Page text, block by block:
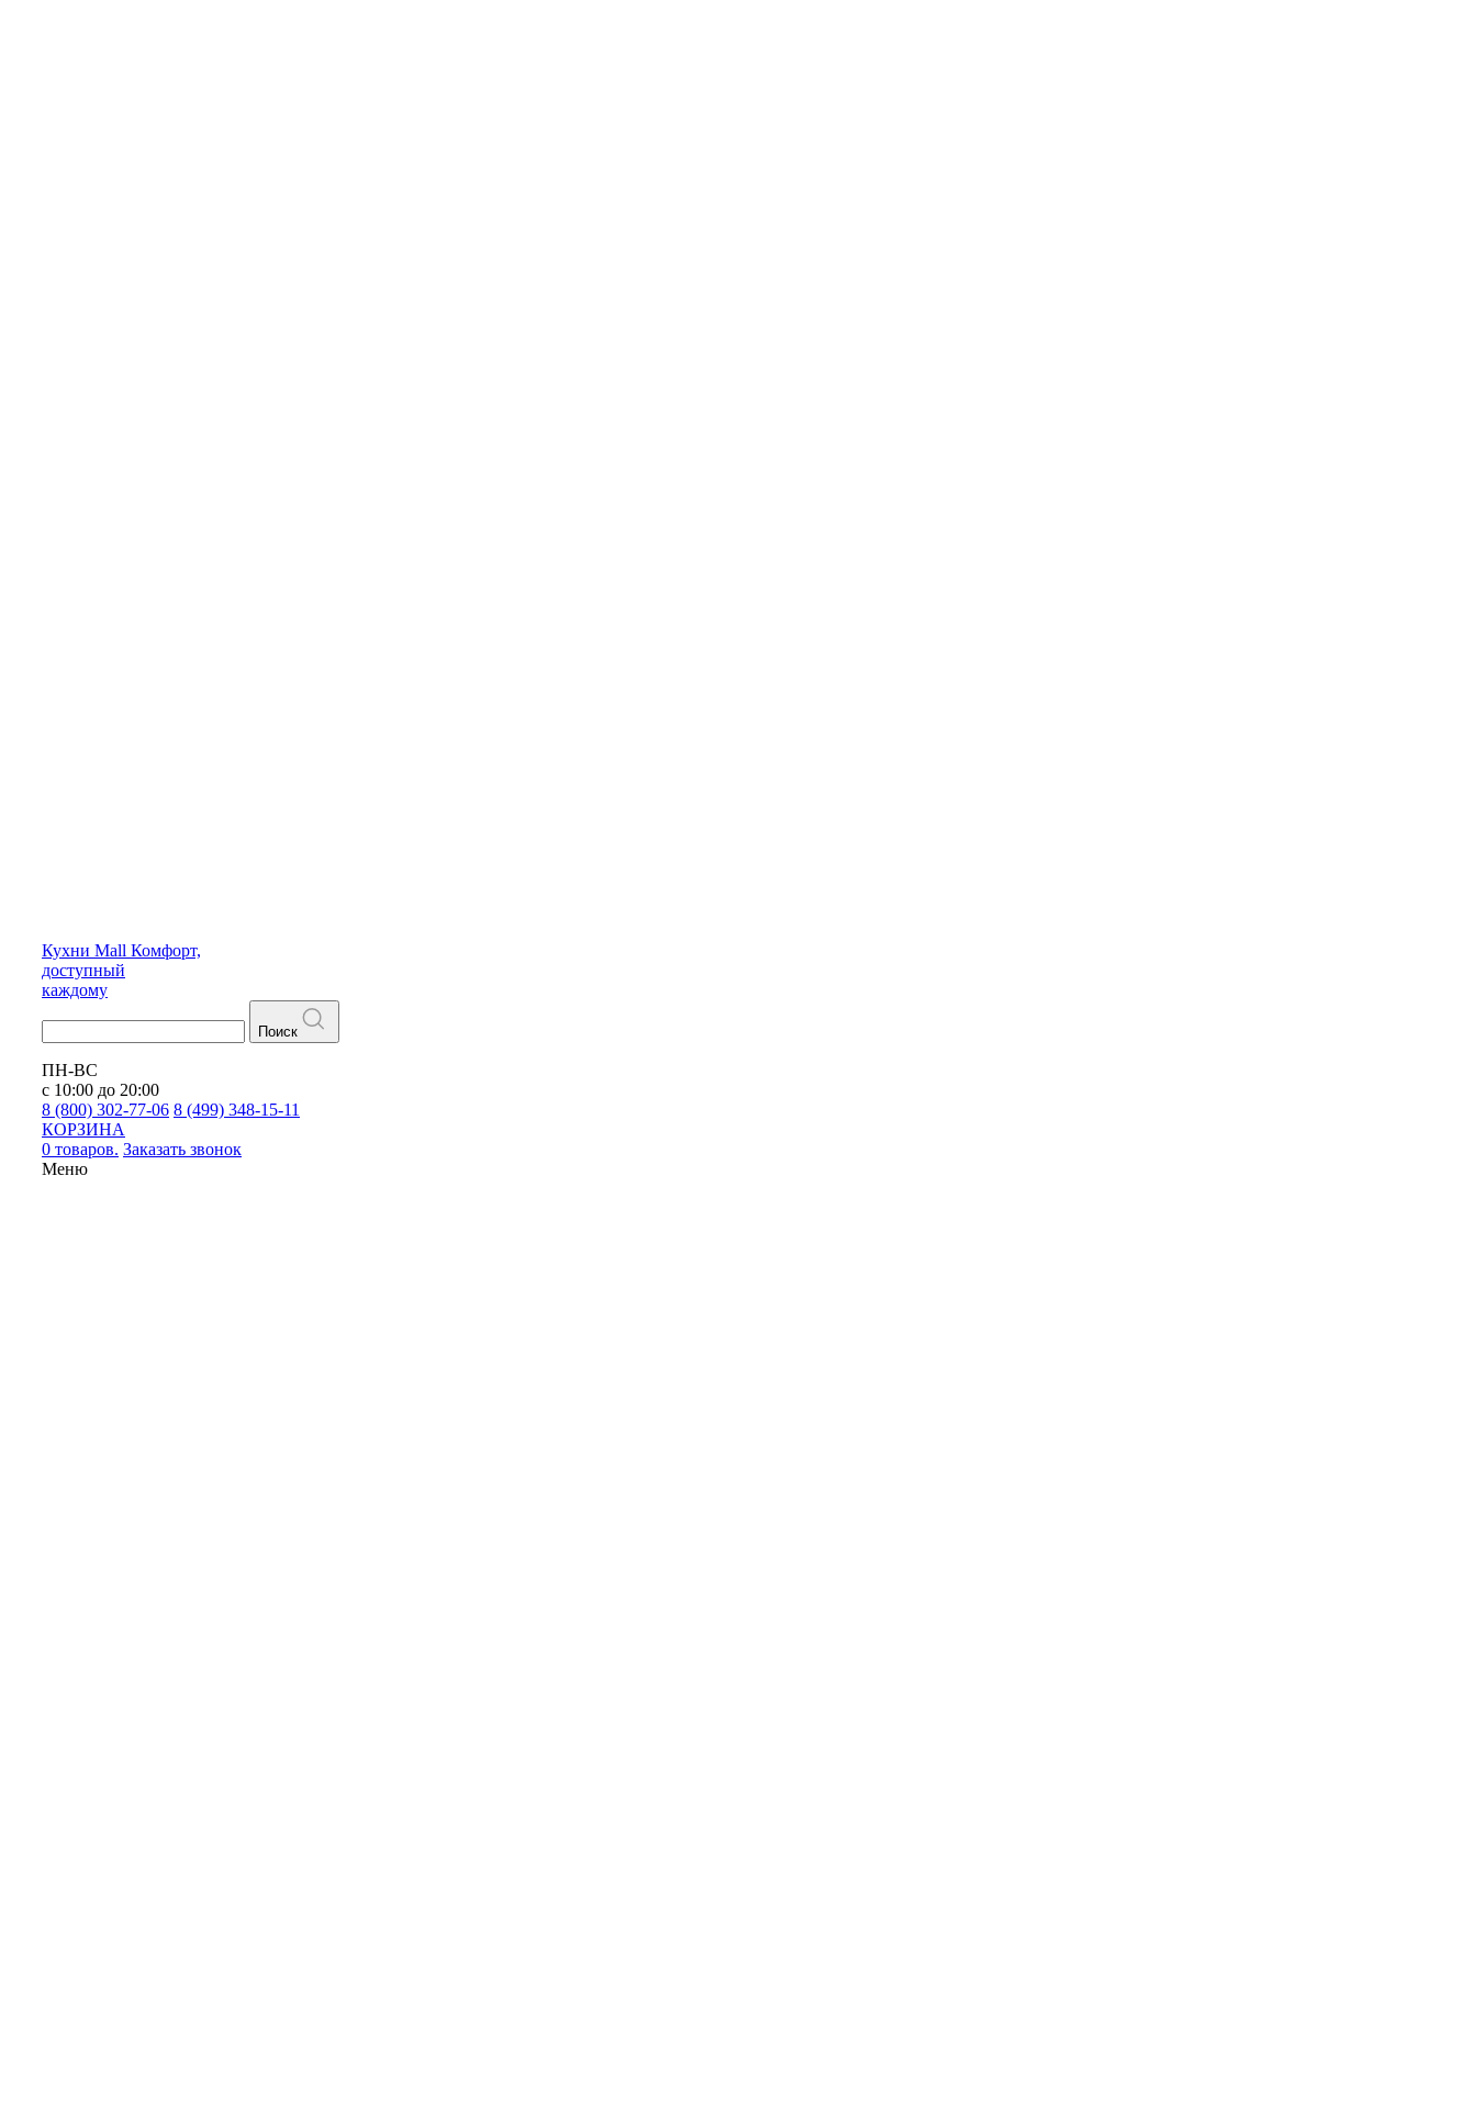
Кухни Mall Комфорт,
доступный
каждому
Поиск
ПН-ВС
с 10:00 до 20:00
8 (800) 302-77-06 8 (499) 348-15-11
КОРЗИНА
0 товаров. Заказать звонок
Меню